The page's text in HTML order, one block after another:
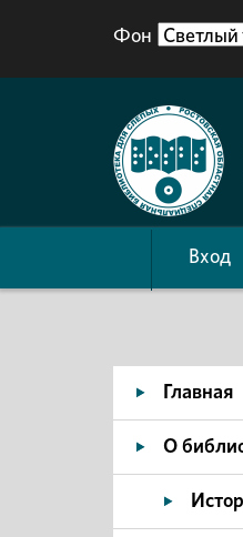
Фон
Вход
Главная
О